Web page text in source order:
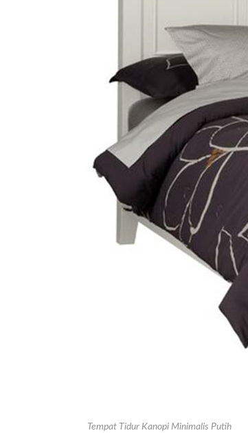
Tempat Tidur Kanopi Minimalis Putih